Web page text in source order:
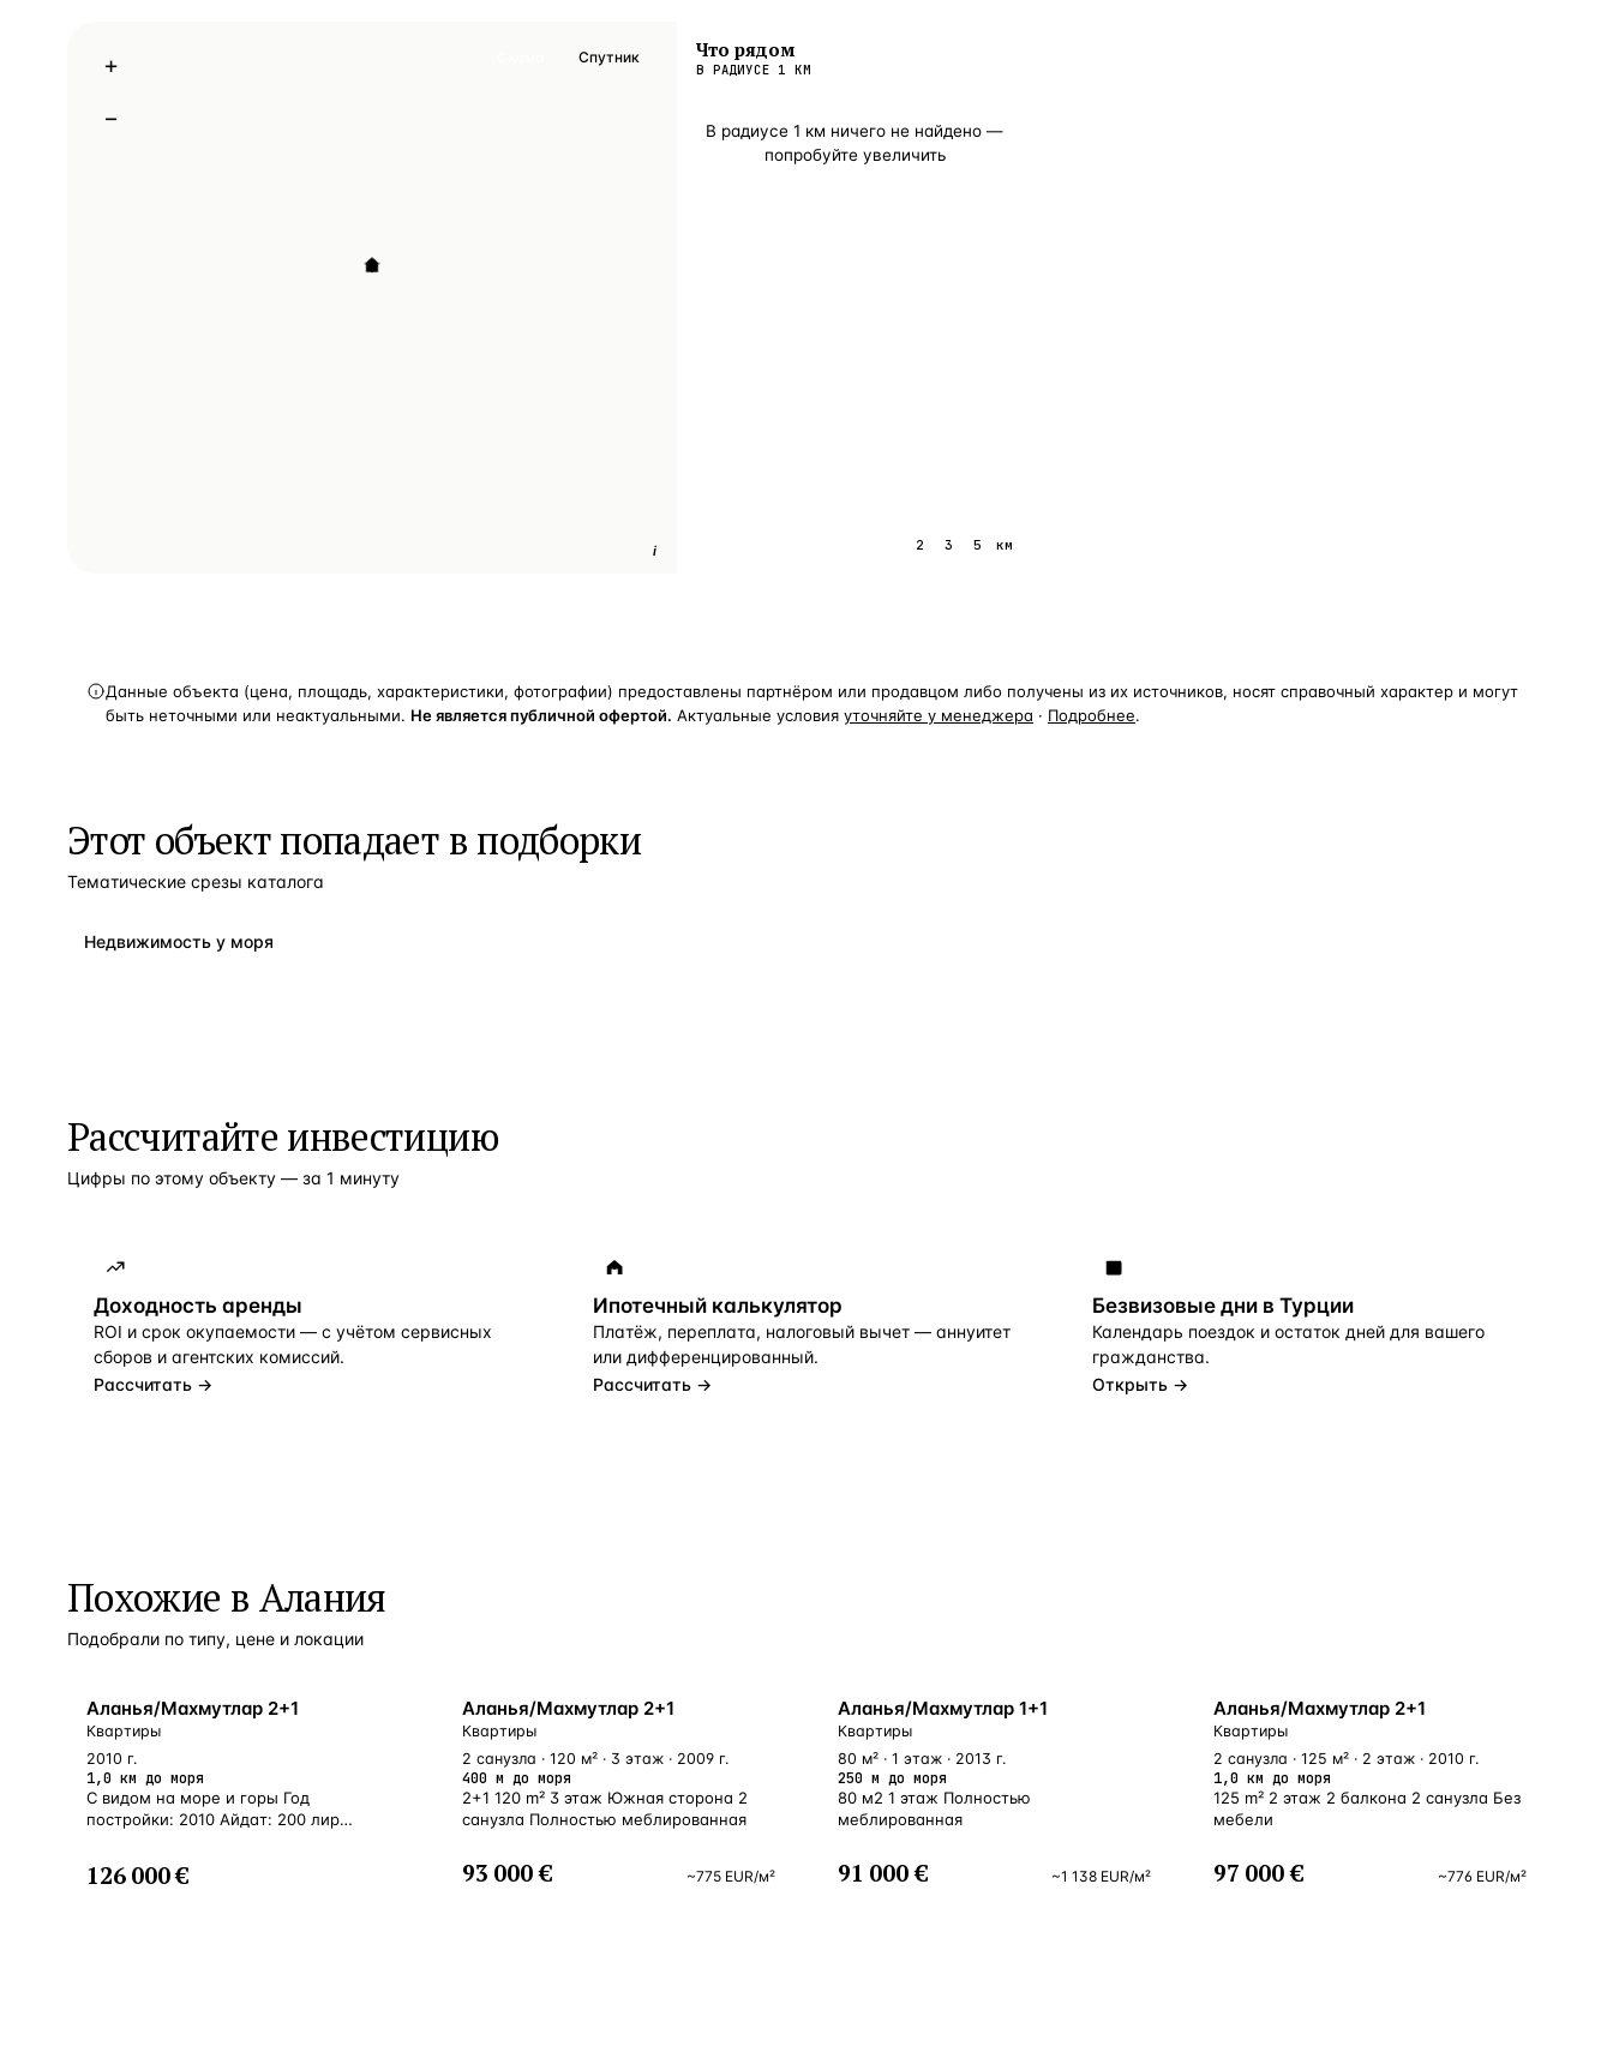
i
+
−
Спутник Что рядом
В РАДИУСЕ 1 КМ
В радиусе 1 км ничего не найдено —
попробуйте увеличить
2 3 5 км
Данные объекта (цена, площадь, характеристики, фотографии) предоставлены партнёром или продавцом либо получены из их источников, носят справочный характер и могут
быть неточными или неактуальными. Не является публичной офертой. Актуальные условия уточняйте у менеджера · Подробнее.
Этот объект попадает в подборки
Тематические срезы каталога
Недвижимость у моря
Рассчитайте инвестицию
Цифры по этому объекту — за 1 минуту
Доходность аренды
ROI и срок окупаемости — с учётом сервисных
сборов и агентских комиссий.
Рассчитать →
Ипотечный калькулятор
Платёж, переплата, налоговый вычет — аннуитет
или дифференцированный.
Рассчитать →
Безвизовые дни в Турции
Календарь поездок и остаток дней для вашего
гражданства.
Открыть →
Похожие в Алания
Подобрали по типу, цене и локации
БЛИЗКО К МОРЮ
Аланья/Махмутлар 2+1
Квартиры
2010 г.
1,0 км до моря
С видом на море и горы Год
постройки: 2010 Айдат: 200 лир
126 000 €
У МОРЯ
Аланья/Махмутлар 2+1
Квартиры
2 санузла · 120 м² · 3 этаж · 2009 г.
400 м до моря
2+1 120 m² 3 этаж Южная сторона 2
санузла Полностью меблированная
93 000 € ~775 EUR/м²
У МОРЯ
Аланья/Махмутлар 1+1
Квартиры
80 м² · 1 этаж · 2013 г.
250 м до моря
80 м2 1 этаж Полностью
меблированная
91 000 € ~1 138 EUR/м²
БЛИЗКО К МОРЮ
Аланья/Махмутлар 2+1
Квартиры
2 санузла · 125 м² · 2 этаж · 2010 г.
1,0 км до моря
125 m² 2 этаж 2 балкона 2 санузла Без
мебели
97 000 € ~776 EUR/м²